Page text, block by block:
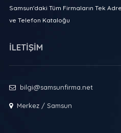
Samsun'daki Tüm Firmaların Tek
ve Telefon Kataloğu
İLETİŞİM
bilgi@samsunfirma.net
Merkez / Samsun